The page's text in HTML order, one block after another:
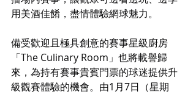
用美酒佳餚，盡情體驗網球魅力。
備受歡迎且極具創意的賽事星級廚房
「The Culinary Room」也將載譽歸
來，為持有賽事貴賓門票的球迷提供升
級觀賽體驗的機會。由1月7日（星期